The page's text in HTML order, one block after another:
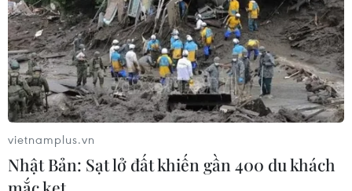
09/08/2026 02:46
Tổng Bí thư, Chủ tịch nước Tô Lâm
lên đường thăm cấp Nhà nước
Australia và New Zealand
09/08/2026 02:00
Những lý do khiến du khách Ấn Độ
vietnamplus.vn
Nhật Bản: Sạt lở đất khiến gần 400 du khách